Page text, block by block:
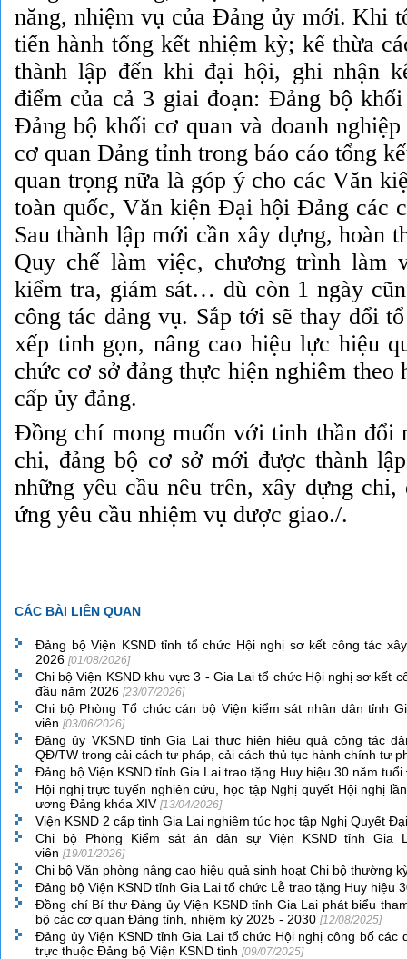
năng, nhiệm vụ của Đảng ủy mới. Khi
tiến hành tổng kết nhiệm kỳ; kế thừa
thành lập đến khi đại hội, ghi nhận
điểm của cả 3 giai đoạn: Đảng bộ
Đảng bộ khối cơ quan và doanh
cơ quan Đảng tỉnh trong báo cáo tổng
quan trọng nữa là góp ý cho các Văn
toàn quốc, Văn kiện Đại hội Đảng các
Sau thành lập mới cần xây dựng, hoàn
Quy chế làm việc, chương trình làm
kiểm tra, giám sát… dù còn 1 ngày
công tác đảng vụ. Sắp tới sẽ thay đổi
xếp tinh gọn, nâng cao hiệu lực hiệu
chức cơ sở đảng thực hiện nghiêm theo
cấp ủy đảng.
Đồng chí mong muốn với tinh thần đổi
chi, đảng bộ cơ sở mới được thành
những yêu cầu nêu trên, xây dựng chi,
ứng yêu cầu nhiệm vụ được giao./.
CÁC BÀI LIÊN QUAN
Đảng bộ Viện KSND tỉnh tổ chức Hội nghị sơ kết công tác
2026 [01/08/2026]
Chi bộ Viện KSND khu vực 3 - Gia Lai tổ chức Hội nghị sơ kết
đầu năm 2026 [23/07/2026]
Chi bộ Phòng Tổ chức cán bộ Viện kiểm sát nhân dân tỉnh
viên [03/06/2026]
Đảng ủy VKSND tỉnh Gia Lai thực hiện hiệu quả công tác
QĐ/TW trong cải cách tư pháp, cải cách thủ tục hành chính tư
Đảng bộ Viện KSND tỉnh Gia Lai trao tặng Huy hiệu 30 năm
Hội nghị trực tuyến nghiên cứu, học tập Nghị quyết Hội nghị
ương Đảng khóa XIV [13/04/2026]
Viện KSND 2 cấp tỉnh Gia Lai nghiêm túc học tập Nghị Quyết
Chi bộ Phòng Kiểm sát án dân sự Viện KSND tỉnh Gia
viên [19/01/2026]
Chi bộ Văn phòng nâng cao hiệu quả sinh hoạt Chi bộ thường
Đảng bộ Viện KSND tỉnh Gia Lai tổ chức Lễ trao tặng Huy hiệu
Đồng chí Bí thư Đảng ủy Viện KSND tỉnh Gia Lai phát biểu
bộ các cơ quan Đảng tỉnh, nhiệm kỳ 2025 - 2030 [12/08/2025]
Đảng ủy Viện KSND tỉnh Gia Lai tổ chức Hội nghị công bố các
trực thuộc Đảng bộ Viện KSND tỉnh [09/07/2025]